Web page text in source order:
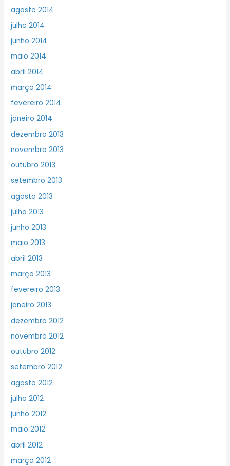
agosto 2014
julho 2014
junho 2014
maio 2014
abril 2014
março 2014
fevereiro 2014
janeiro 2014
dezembro 2013
novembro 2013
outubro 2013
setembro 2013
agosto 2013
julho 2013
junho 2013
maio 2013
abril 2013
março 2013
fevereiro 2013
janeiro 2013
dezembro 2012
novembro 2012
outubro 2012
setembro 2012
agosto 2012
julho 2012
junho 2012
maio 2012
abril 2012
março 2012